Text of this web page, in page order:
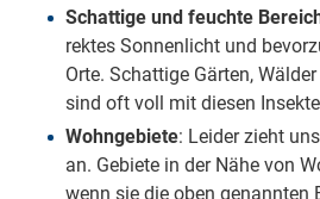
Schat­ti­ge und feuch­te
rek­tes Son­nen­licht und
Or­te. Schat­ti­ge Gär­ten,
sind oft voll mit die­sen
Wohn­ge­bie­te: Lei­der zieht
an. Ge­bie­te in der Nä­he von
wenn sie die oben ge­nann­ten